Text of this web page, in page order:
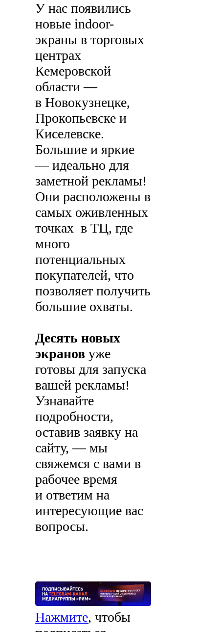
У нас появились
новые indoor-
экраны в торговых
центрах
Кемеровской
области —
в Новокузнецке,
Прокопьевске и
Киселевске.
Большие и яркие
— идеально для
заметной рекламы!
Они расположены в
самых оживленных
точках в ТЦ, где
много
потенциальных
покупателей, что
позволяет получить
большие охваты.
Десять новых
экрановуже
готовы для запуска
вашей рекламы!
Узнавайте
подробности,
оставив заявку на
сайту, — мы
свяжемся с вами в
рабочее время
и ответим на
интересующие вас
вопросы.
Нажмите, чтобы